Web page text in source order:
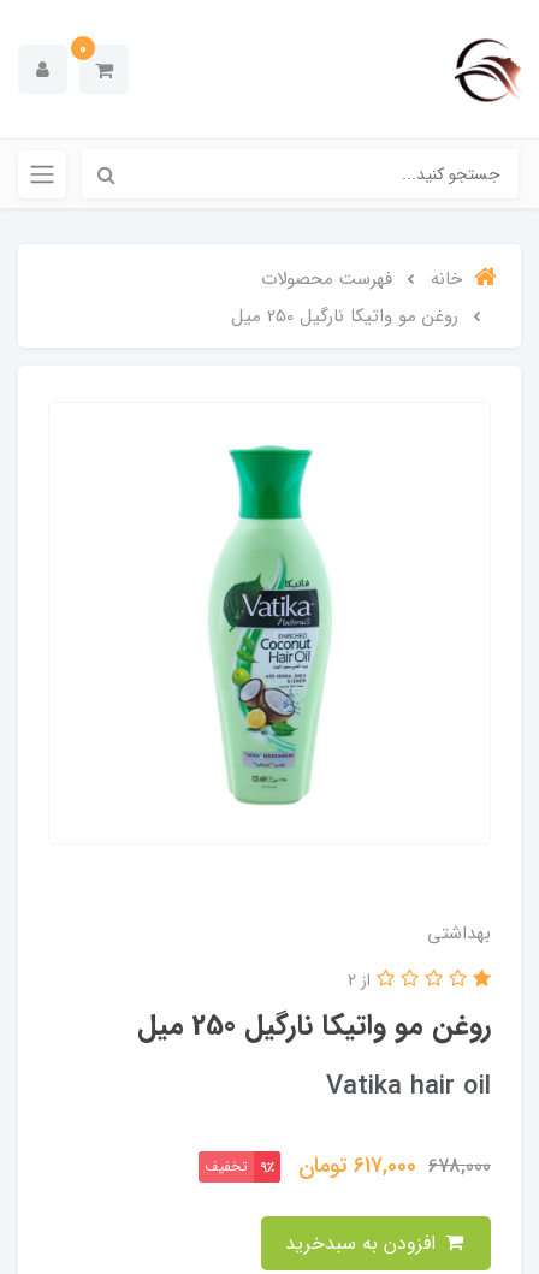
0
خانه
فهرست محصولات
روغن مو واتیکا نارگیل 250 میل
بهداشتی
روغن مو واتیکا نارگیل 250 میل
از 2
Vatika hair oil
678,000
617,000تومان 9٪ تخفیف